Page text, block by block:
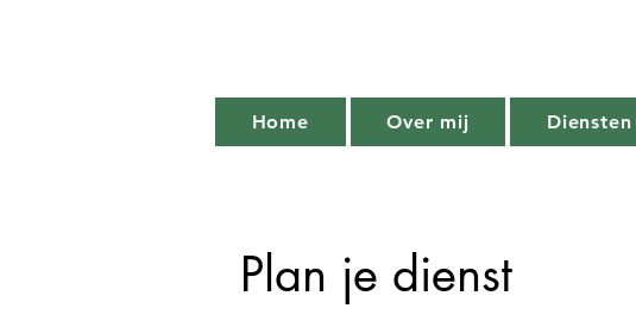
Home Over mij Diensten
Plan je dienst